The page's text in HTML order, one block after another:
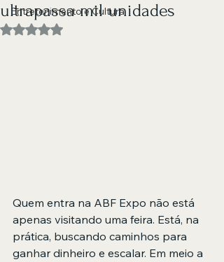
Entretenimento e Cultura
ultrapassa mil unidades
Avaliado com NaN de 5 estrelas.
Quem entra na ABF Expo não está
apenas visitando uma feira. Está, na
prática, buscando caminhos para
ganhar dinheiro e escalar. Em meio a